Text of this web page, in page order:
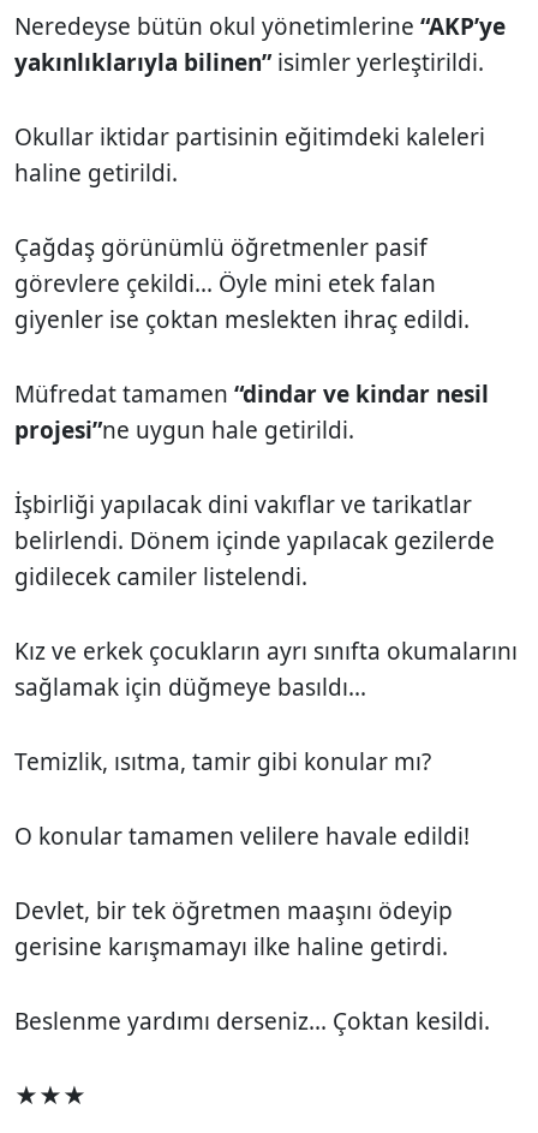
Neredeyse bütün okul yönetimlerine “AKP’ye
yakınlıklarıyla bilinen”isimler yerleştirildi.
Okullar iktidar partisinin eğitimdeki kaleleri
haline getirildi.
Çağdaş görünümlü öğretmenler pasif
görevlere çekildi... Öyle mini etek falan
giyenler ise çoktan meslekten ihraç edildi.
Müfredat tamamen “dindar ve kindar nesil
projesi”ne uygun hale getirildi.
İşbirliği yapılacak dini vakıflar ve tarikatlar
belirlendi. Dönem içinde yapılacak gezilerde
gidilecek camiler listelendi.
Kız ve erkek çocukların ayrı sınıfta okumalarını
sağlamak için düğmeye basıldı...
Temizlik, ısıtma, tamir gibi konular mı?
O konular tamamen velilere havale edildi!
Devlet, bir tek öğretmen maaşını ödeyip
gerisine karışmamayı ilke haline getirdi.
Beslenme yardımı derseniz... Çoktan kesildi.
★★★